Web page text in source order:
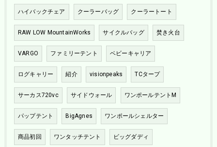
ハイバックチェア クーラーバッグ クーラートート
RAW LOW MountainWorks サイクルバッグ 焚き火台
VARGO ファミリーテント ベビーキャリア
ログキャリー 紹介 visionpeaks TCタープ
サーカス720vc サイドウォール ワンポールテントM
パップテント BigAgnes ワンポールシェルター
商品初回 ワンタッチテント ビッグダディ